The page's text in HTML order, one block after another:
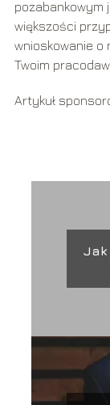
pozabankowym
większości
wnioskowanie o
Twoim
Artykuł
Jak